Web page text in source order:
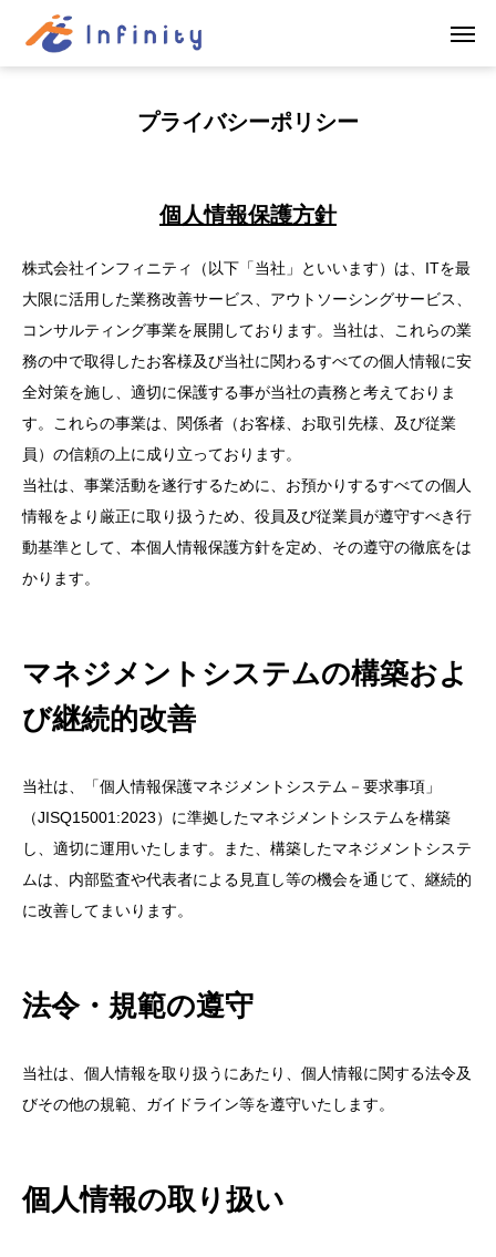
プライバシーポリシー
個人情報保護方針
株式会社インフィニティ（以下「当社」といいます）は、ITを最
大限に活用した業務改善サービス、アウトソーシングサービス、
コンサルティング事業を展開しております。当社は、これらの業
務の中で取得したお客様及び当社に関わるすべての個人情報に安
全対策を施し、適切に保護する事が当社の責務と考えておりま
す。これらの事業は、関係者（お客様、お取引先様、及び従業
員）の信頼の上に成り立っております。
当社は、事業活動を遂行するために、お預かりするすべての個人
情報をより厳正に取り扱うため、役員及び従業員が遵守すべき行
動基準として、本個人情報保護方針を定め、その遵守の徹底をは
かります。
マネジメントシステムの構築およ
び継続的改善
当社は、「個人情報保護マネジメントシステム－要求事項」
（JISQ15001:2023）に準拠したマネジメントシステムを構築
し、適切に運用いたします。また、構築したマネジメントシステ
ムは、内部監査や代表者による見直し等の機会を通じて、継続的
に改善してまいります。
法令・規範の遵守
当社は、個人情報を取り扱うにあたり、個人情報に関する法令及
びその他の規範、ガイドライン等を遵守いたします。
個人情報の取り扱い